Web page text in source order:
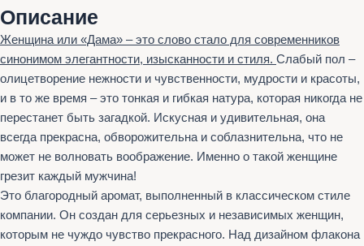
Описание
Женщина или «Дама» – это слово стало для современников
синонимом элегантности, изысканности и стиля. Слабый пол –
олицетворение нежности и чувственности, мудрости и красоты,
и в то же время – это тонкая и гибкая натура, которая никогда не
перестанет быть загадкой. Искусная и удивительная, она
всегда прекрасна, обворожительна и соблазнительна, что не
может не волновать воображение. Именно о такой женщине
грезит каждый мужчина!
Это благородный аромат, выполненный в классическом стиле
компании. Он создан для серьезных и независимых женщин,
которым не чуждо чувство прекрасного. Над дизайном флакона